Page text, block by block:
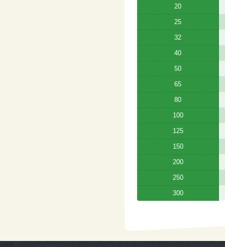
20
25
32
40
50
65
80
100
125
150
200
250
300